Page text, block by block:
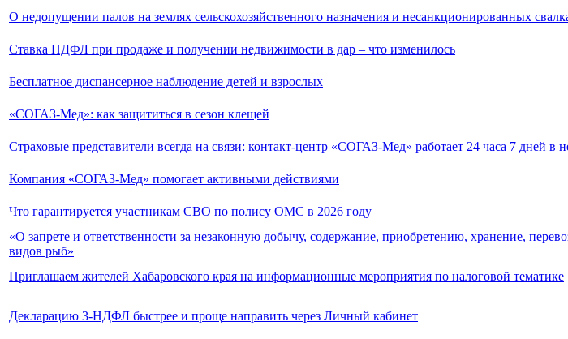
О недопущении палов на землях сельскохозяйственного назначения и несанкционированных
Ставка НДФЛ при продаже и получении недвижимости в дар – что изменилось
Бесплатное диспансерное наблюдение детей и взрослых
«СОГАЗ-Мед»: как защититься в сезон клещей
Страховые представители всегда на связи: контакт-центр «СОГАЗ-Мед» работает 24 часа 7 дней в
Компания «СОГАЗ-Мед» помогает активными действиями
Что гарантируется участникам СВО по полису ОМС в 2026 году
«О запрете и ответственности за незаконную добычу, содержание, приобретению, хранение,
видов рыб»
Приглашаем жителей Хабаровского края на информационные мероприятия по налоговой тематике
Декларацию 3-НДФЛ быстрее и проще направить через Личный кабинет